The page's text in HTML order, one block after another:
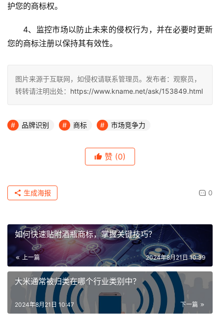
护您的商标权。
4、监控市场以防止未来的侵权行为，并在必要时更新
您的商标注册以保持其有效性。
图片来源于互联网，如侵权请联系管理员。发布者：观察员，
转转请注明出处： https://www.kname.net/ask/153849.html
品牌识别 商标 市场竞争力
赞 (0)
0
生成海报
如何快速贴附酒瓶商标，掌握关键技巧？
上一篇 2024年8月21日 10:39
大米通常被归类在哪个行业类别中？
下一篇
2024年8月21日 10:47